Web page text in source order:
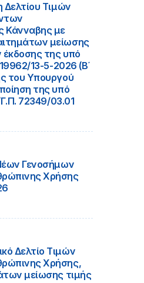
Δελτίου Τιμών
Κάνναβης με
μείωσης
έκδοσης της υπό
13-5-2026 (Β΄
του Υπουργού
της υπό
72349/03.01
Γενοσήμων
Χρήσης
Δελτίο Τιμών
Χρήσης,
μείωσης τιμής